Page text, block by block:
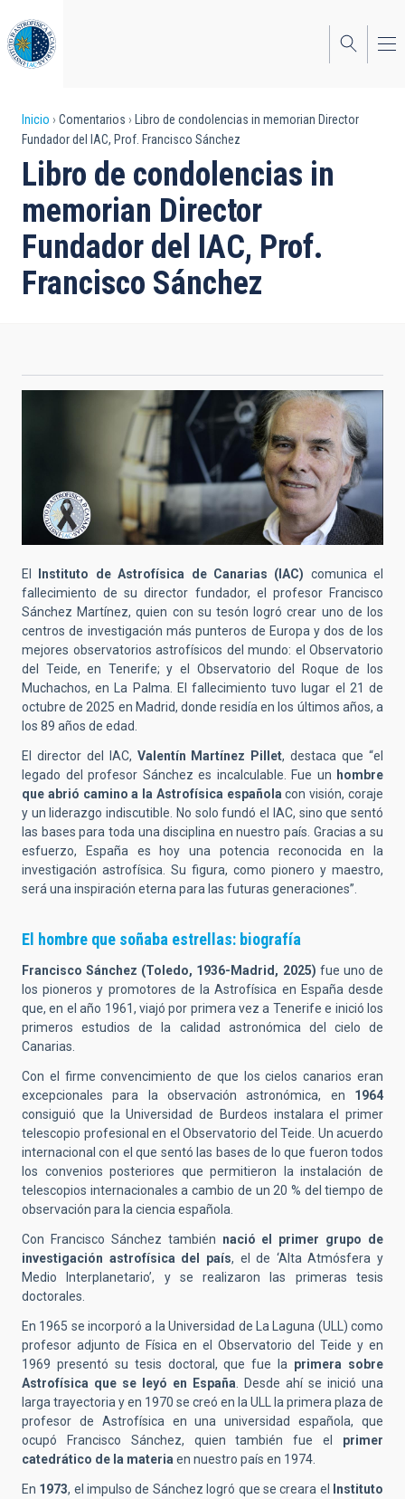
al
contenido
principal
Sobrescribir
enlaces
de
ayuda
a
la
Inicio Comentarios
Libro de condolencias in memorian Director
Fundador del IAC, Prof. Francisco Sánchez
Libro de condolencias in
memorian Director
Fundador del IAC, Prof.
Francisco Sánchez
El Instituto de Astrofísica de Canarias (IAC) comunica el
fallecimiento de su director fundador, el profesor Francisco
Sánchez Martínez, quien con su tesón logró crear uno de los
centros de investigación más punteros de Europa y dos de los
mejores observatorios astrofísicos del mundo: el Observatorio
del Teide, en Tenerife; y el Observatorio del Roque de los
Muchachos, en La Palma. El fallecimiento tuvo lugar el 21 de
octubre de 2025 en Madrid, donde residía en los últimos años, a
los 89 años de edad.
El director del IAC, Valentín Martínez Pillet, destaca que “el
legado del profesor Sánchez es incalculable. Fue un hombre
que abrió camino a la Astrofísica españolacon visión, coraje
y un liderazgo indiscutible. No solo fundó el IAC, sino que sentó
las bases para toda una disciplina en nuestro país. Gracias a su
esfuerzo, España es hoy una potencia reconocida en la
investigación astrofísica. Su figura, como pionero y maestro,
será una inspiración eterna para las futuras generaciones”.
El hombre que soñaba estrellas: biografía
Francisco Sánchez (Toledo, 1936-Madrid, 2025) fue uno de
los pioneros y promotores de la Astrofísica en España desde
que, en el año 1961, viajó por primera vez a Tenerife e inició los
primeros estudios de la calidad astronómica del cielo de
Canarias.
Con el firme convencimiento de que los cielos canarios eran
excepcionales para la observación astronómica, en 1964
consiguió que la Universidad de Burdeos instalara el primer
telescopio profesional en el Observatorio del Teide. Un acuerdo
internacional con el que sentó las bases de lo que fueron todos
los convenios posteriores que permitieron la instalación de
telescopios internacionales a cambio de un 20 % del tiempo de
observación para la ciencia española.
Con Francisco Sánchez también nació el primer grupo de
investigación astrofísica del país, el de ‘Alta Atmósfera y
Medio Interplanetario’, y se realizaron las primeras tesis
doctorales.
En 1965 se incorporó a la Universidad de La Laguna (ULL) como
profesor adjunto de Física en el Observatorio del Teide y en
1969 presentó su tesis doctoral, que fue la primera sobre
Astrofísica que se leyó en España. Desde ahí se inició una
larga trayectoria y en 1970 se creó en la ULL la primera plaza de
profesor de Astrofísica en una universidad española, que
ocupó Francisco Sánchez, quien también fue el primer
catedrático de la materiaen nuestro país en 1974.
En 1973, el impulso de Sánchez logró que se creara el
Instituto